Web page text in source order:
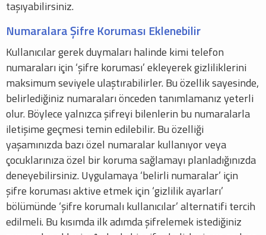
taşıyabilirsiniz.
Numaralara Şifre Koruması Eklenebilir
Kullanıcılar gerek duymaları halinde kimi telefon
numaraları için ‘şifre koruması’ ekleyerek gizliliklerini
maksimum seviyele ulaştırabilirler. Bu özellik sayesinde,
belirlediğiniz numaraları önceden tanımlamanız yeterli
olur. Böylece yalnızca şifreyi bilenlerin bu numaralarla
iletişime geçmesi temin edilebilir. Bu özelliği
yaşamınızda bazı özel numaralar kullanıyor veya
çocuklarınıza özel bir koruma sağlamayı planladığınızda
deneyebilirsiniz. Uygulamaya ‘belirli numaralar’ için
şifre koruması aktive etmek için ‘gizlilik ayarları’
bölümünde ‘şifre korumalı kullanıcılar’ alternatifi tercih
edilmeli. Bu kısımda ilk adımda şifrelemek istediğiniz